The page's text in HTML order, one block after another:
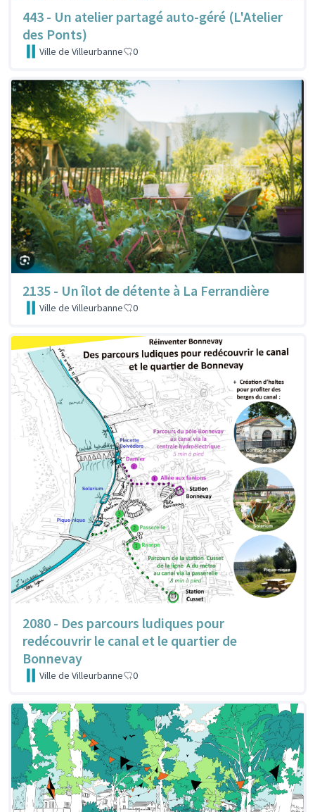
443 - Un atelier partagé auto-géré (L'Atelier
des Ponts)
Ville de Villeurbanne 0
2135 - Un îlot de détente à La Ferrandière
Ville de Villeurbanne 0
2080 - Des parcours ludiques pour
redécouvrir le canal et le quartier de
Bonnevay
Ville de Villeurbanne 0